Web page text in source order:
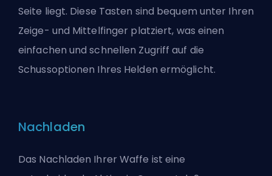
Seite liegt. Diese Tasten sind bequem unter Ihren
Zeige- und Mittelfinger platziert, was einen
einfachen und schnellen Zugriff auf die
Schussoptionen Ihres Helden ermöglicht.
Nachladen
Das Nachladen Ihrer Waffe ist eine